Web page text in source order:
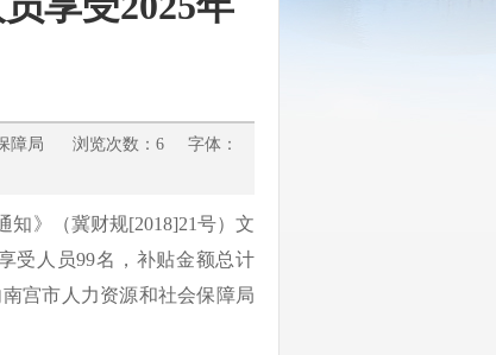
障局 浏览次数：6 字体：
知》（冀财规[2018]21号）文
受人员99名，补贴金额总计
宫市人力资源和社会保障局